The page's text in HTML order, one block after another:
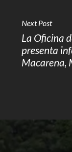
Next Post
La Oficina
presenta
Macarena,